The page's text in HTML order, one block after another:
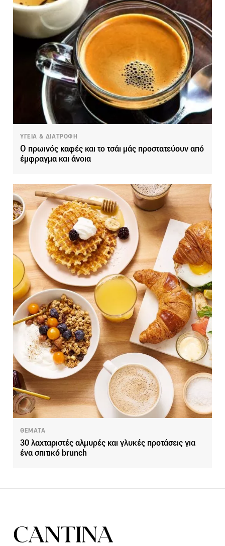
ΥΓΕΙΑ & ΔΙΑΤΡΟΦΗ
Ο πρωινός καφές και το τσάι μάς προστατεύουν από
έμφραγμα και άνοια
ΘΕΜΑΤΑ
30 λαχταριστές αλμυρές και γλυκές προτάσεις για
ένα σπιτικό brunch